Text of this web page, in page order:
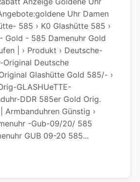
Uhr Damen
585 › K0 Glashütte 585 ›
Gold - 585 Damenuhr Gold
| › Produkt › Deutsche-
Original Deutsche
Glashütte Gold 585/- ›
GLASHUeTTE-
DDR 585er Gold Orig.
Armbanduhren Günstig ›
-gub-09/20/ 585
GUB 09-20 585...